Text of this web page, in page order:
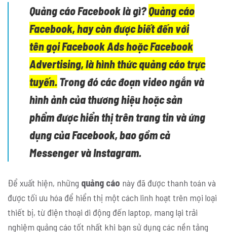
Quảng cáo Facebooklà gì?Quảng cáo
Facebook, hay còn được biết đến với
tên gọi Facebook Ads hoặc Facebook
Advertising, là hình thức quảng cáo trực
tuyến.Trong đó các đoạn video ngắn và
hình ảnh của thương hiệu hoặc sản
phẩm được hiển thị trên trang tin và ứng
dụng của Facebook, bao gồm cả
Messenger và Instagram.
Để xuất hiện, những quảng cáo này đã được thanh toán và
được tối ưu hóa để hiển thị một cách linh hoạt trên mọi loại
thiết bị, từ điện thoại di động đến laptop, mang lại trải
nghiệm quảng cáo tốt nhất khi bạn sử dụng các nền tảng